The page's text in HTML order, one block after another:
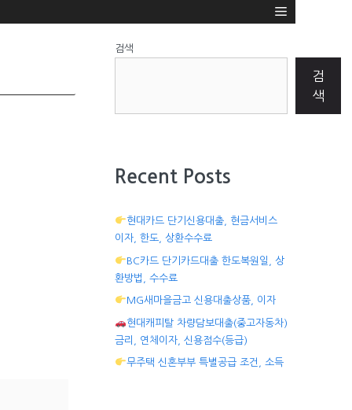
검색
검
색
Recent Posts
현대카드 단기신용대출, 현금서비스
이자, 한도, 상환수수료
BC카드 단기카드대출 한도복원일, 상
환방법, 수수료
MG새마을금고 신용대출상품, 이자
현대캐피탈 차량담보대출(중고자동차)
금리, 연체이자, 신용점수(등급)
무주택 신혼부부 특별공급 조건, 소득